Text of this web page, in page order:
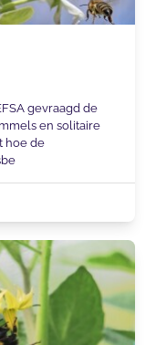
gevraagd de
en solitaire
hoe de